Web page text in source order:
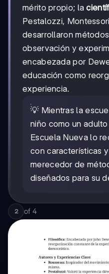
mérito propio; la
Pestalozzi,
desarrollaron
observación y
encabezada por
educación como
experiencia.
💡 Mientras la
niño como un
Escuela Nueva lo
con características
merecedor de
diseñados para su
2 of 4